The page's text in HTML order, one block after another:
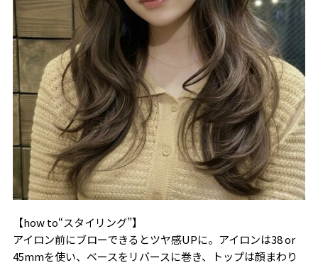
【how to“スタイリング”】
アイロン前にブローできるとツヤ感UPに。アイロンは38 or
45mmを使い、ベースをリバースに巻き、トップは顔まわり